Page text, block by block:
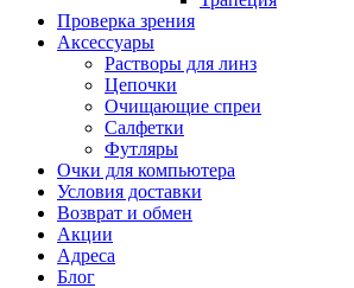
Проверка зрения
Аксессуары
Растворы для линз
Цепочки
Очищающие спреи
Салфетки
Футляры
Очки для компьютера
Условия доставки
Возврат и обмен
Акции
Адреса
Блог